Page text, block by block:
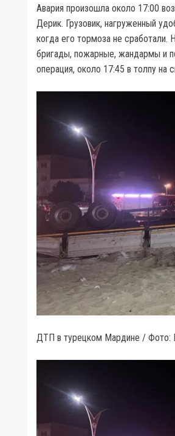
Авария произошла около 17:00
Дерик. Грузовик, нагруженный
когда его тормоза не
бригады, пожарные, жандармы и
операция, около 17:45 в толпу на
ДТП в турецком Мардине / Фото: